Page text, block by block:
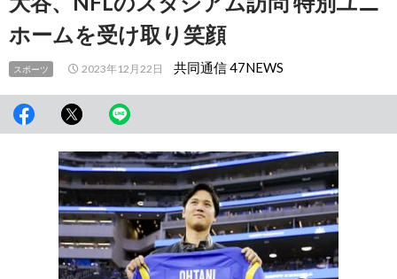
動
ホームを受け取り笑顔
スポーツ 2023年12月22日 共同通信 47NEWS